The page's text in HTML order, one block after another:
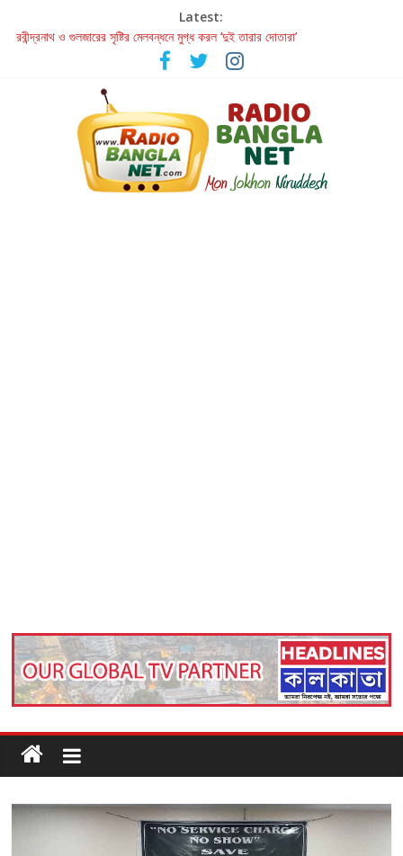
Latest:
রবীন্দ্রনাথ ও গুলজারের সৃষ্টির মেলবন্ধনে মুগ্ধ করল ‘দুই তারার দোতারা’
কলের গান থেকে রীলস্ — বাঙালির গান শোনার বিবর্তনের গল্প
জগন্নাথমঙ্গলম্ — বাংলায় প্রথমবার মঞ্চে এবার রথযাত্রার উদযাপন
Retribution: A Thought-Provoking Short Film That Challenges
Our Understanding of Justice
হাওয়া বদলের টলিউডে ‘তুমি এলে তাই’